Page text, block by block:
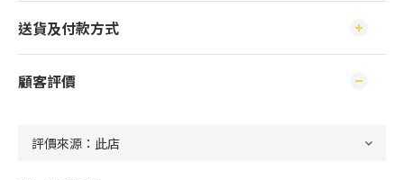
送貨及付款方式
顧客評價